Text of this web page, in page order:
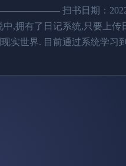
———————— 扫书日期：
了日记系统,只要上传
实世界. 目前通过系统学